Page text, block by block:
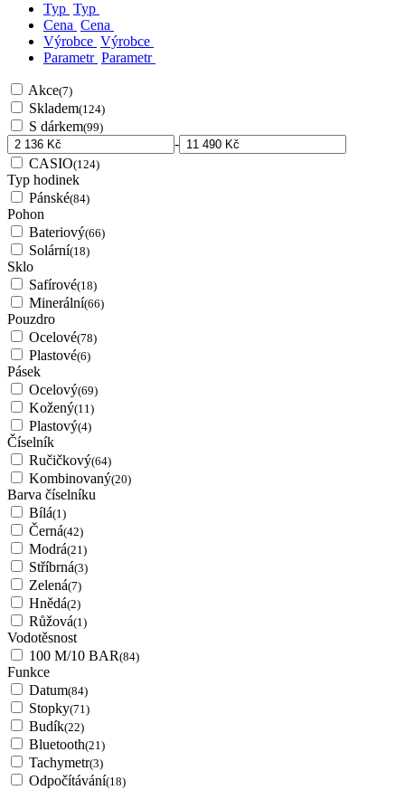
Typ Typ
Cena Cena
Výrobce Výrobce
Parametr Parametr
Akce(7)
Skladem(124)
S dárkem(99)
-
CASIO(124)
Typ hodinek
Pánské(84)
Pohon
Bateriový(66)
Solární(18)
Sklo
Safírové(18)
Minerální(66)
Pouzdro
Ocelové(78)
Plastové(6)
Pásek
Ocelový(69)
Kožený(11)
Plastový(4)
Číselník
Ručičkový(64)
Kombinovaný(20)
Barva číselníku
Bílá(1)
Černá(42)
Modrá(21)
Stříbrná(3)
Zelená(7)
Hnědá(2)
Růžová(1)
Vodotěsnost
100 M/10 BAR(84)
Funkce
Datum(84)
Stopky(71)
Budík(22)
Bluetooth(21)
Tachymetr(3)
Odpočítávání(18)